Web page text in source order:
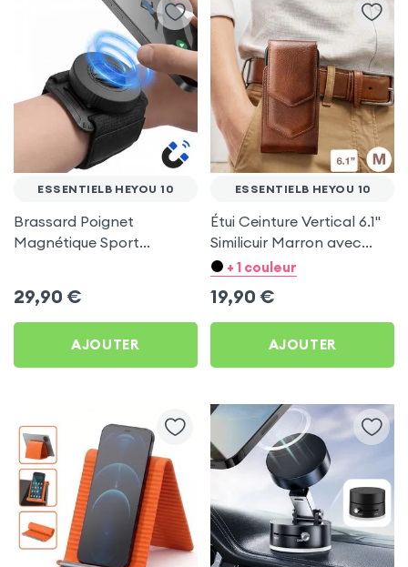
ESSENTIELB HEYOU 10
Brassard Poignet
Magnétique Sport
29,90 €
AJOUTER
ESSENTIELB HEYOU 10
Étui Ceinture Vertical 6.1''
Similicuir Marron avec
Porte carte pour
+ 1 couleur
19,90 €
AJOUTER